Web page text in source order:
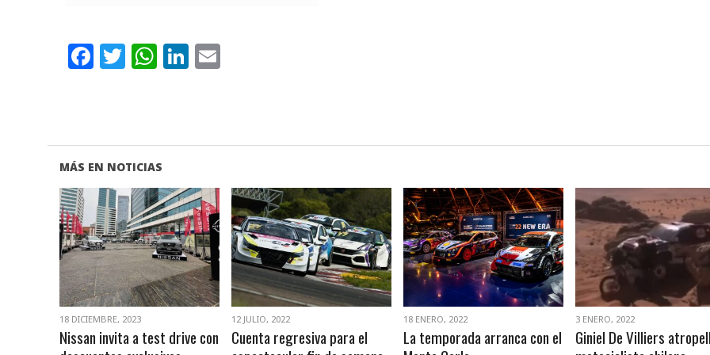
Facebook
Twitter
WhatsApp
LinkedIn
MÁS EN NOTICIAS
VER NOTA
18 DICIEMBRE, 2023
Nissan invita a test drive con
VER NOTA
12 JULIO, 2022
Cuenta regresiva para el
VER NOTA
18 ENERO, 2022
La temporada arranca con el
VER NOTA
3 ENERO, 2022
Giniel De Villiers